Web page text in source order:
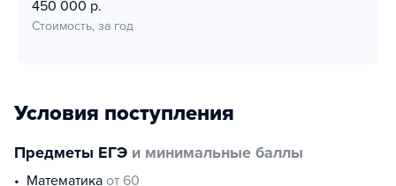
450 000 р.
Стоимость, за год
Условия поступления
Предметы ЕГЭ и минимальные баллы
математика от 60